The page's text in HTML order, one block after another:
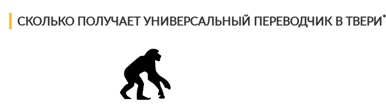
СКОЛЬКО ПОЛУЧАЕТ УНИВЕРСАЛЬНЫЙ ПЕРЕВОДЧИК В ТВЕРИ*